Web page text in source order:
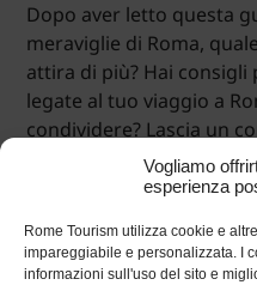
Vogliamo
esperienza
Rome Tourism utilizza cookie e
impareggiabile e personalizzata. I
informazioni sull'uso del sito e
Dopo aver letto questa
meraviglie di Roma,
attira di più? Hai
legate al tuo viaggio a
condividere? Lascia un
condividiamo insieme
suggerimenti romani!